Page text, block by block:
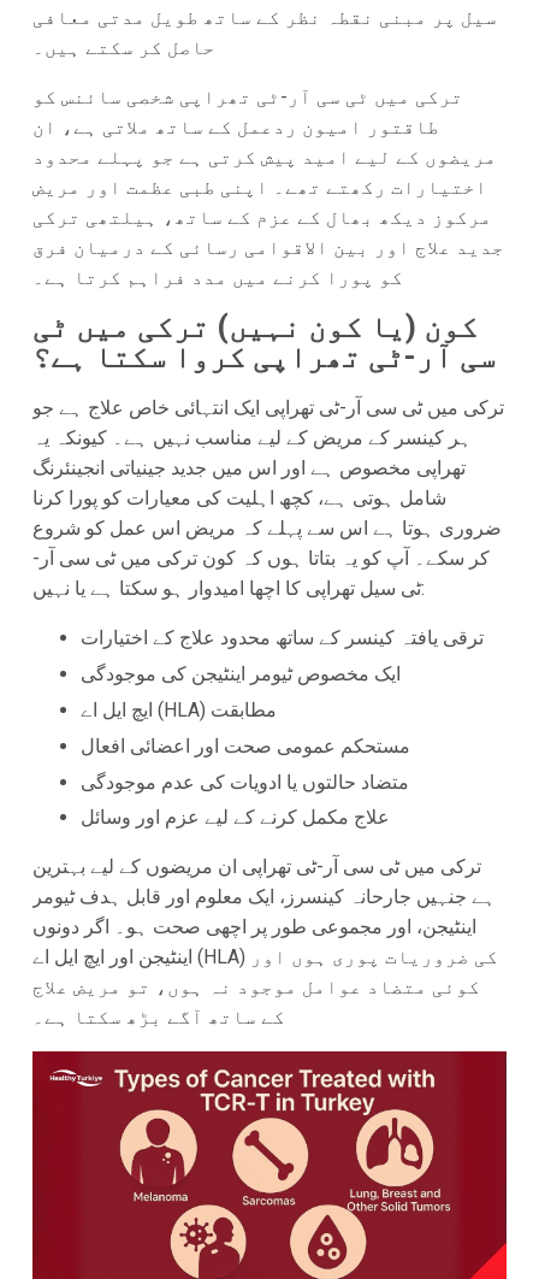
سیل پر مبنی نقطہ نظر کے ساتھ طویل مدتی معافی
حاصل کر سکتے ہیں۔
ترکی میں ٹی سی آر-ٹی تھراپی شخصی سائنس کو
طاقتور امیون ردعمل کے ساتھ ملاتی ہے، ان
مریضوں کے لیے امید پیش کرتی ہے جو پہلے محدود
اختیارات رکھتے تھے۔ اپنی طبی عظمت اور مریض
مرکوز دیکھ بھال کے عزم کے ساتھ، ہیلتھی ترکی
جدید علاج اور بین الاقوامی رسائی کے درمیان فرق
کو پورا کرنے میں مدد فراہم کرتا ہے۔
کون (یا کون نہیں) ترکی میں ٹی
سی آر-ٹی تھراپی کروا سکتا ہے؟
ترکی میں ٹی سی آر-ٹی تھراپی ایک انتہائی خاص علاج ہے جو
ہر کینسر کے مریض کے لیے مناسب نہیں ہے۔ کیونکہ یہ
تھراپی مخصوص ہے اور اس میں جدید جینیاتی انجینئرنگ
شامل ہوتی ہے، کچھ اہلیت کی معیارات کو پورا کرنا
ضروری ہوتا ہے اس سے پہلے کہ مریض اس عمل کو شروع
کر سکے۔ آپ کو یہ بتاتا ہوں کہ کون ترکی میں ٹی سی آر-
ٹی سیل تھراپی کا اچھا امیدوار ہو سکتا ہے یا نہیں:
ترقی یافتہ کینسر کے ساتھ محدود علاج کے اختیارات
ایک مخصوص ٹیومر اینٹیجن کی موجودگی
ایچ ایل اے (HLA) مطابقت
مستحکم عمومی صحت اور اعضائی افعال
متضاد حالتوں یا ادویات کی عدم موجودگی
علاج مکمل کرنے کے لیے عزم اور وسائل
ترکی میں ٹی سی آر-ٹی تھراپی ان مریضوں کے لیے بہترین
ہے جنہیں جارحانہ کینسرز، ایک معلوم اور قابل ہدف ٹیومر
اینٹیجن، اور مجموعی طور پر اچھی صحت ہو۔ اگر دونوں
اینٹیجن اور ایچ ایل اے (HLA) کی ضروریات پوری ہوں اور
کوئی متضاد عوامل موجود نہ ہوں، تو مریض علاج
کے ساتھ آگے بڑھ سکتا ہے۔